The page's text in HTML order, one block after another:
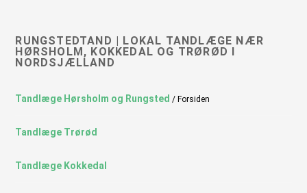
RUNGSTEDTAND | LOKAL TANDLÆGE NÆR
HØRSHOLM, KOKKEDAL OG TRØRØD I
NORDSJÆLLAND
Tandlæge Hørsholm og Rungsted / Forsiden
Tandlæge Trørød
Tandlæge Kokkedal